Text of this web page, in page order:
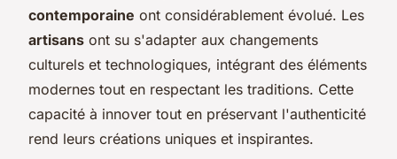
contemporaine ont considérablement évolué. Les
artisans ont su s'adapter aux changements
culturels et technologiques, intégrant des éléments
modernes tout en respectant les traditions. Cette
capacité à innover tout en préservant l'authenticité
rend leurs créations uniques et inspirantes.